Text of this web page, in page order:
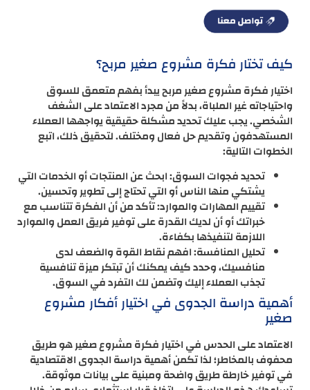
كيف تختار فكرة مشروع صغير مربح؟
اختيار فكرة مشروع صغير مربح يبدأ بفهم متعمق للسوق
واحتياجاته غير الملباة، بدلاً من مجرد الاعتماد على الشغف
الشخصي. يجب عليك تحديد مشكلة حقيقية يواجهها العملاء
المستهدفون وتقديم حل فعال ومختلف. لتحقيق ذلك، اتبع
الخطوات التالية:
تحديد فجوات السوق: ابحث عن المنتجات أو الخدمات التي
يشتكي منها الناس أو التي تحتاج إلى تطوير وتحسين.
تقييم المهارات والموارد: تأكد من أن الفكرة تتناسب مع
خبراتك أو أن لديك القدرة على توفير فريق العمل والموارد
اللازمة لتنفيذها بكفاءة.
تحليل المنافسة: افهم نقاط القوة والضعف لدى
منافسيك، وحدد كيف يمكنك أن تبتكر ميزة تنافسية
تجذب العملاء إليك وتضمن لك التفرد في السوق.
أهمية دراسة الجدوى في اختيار أفكار مشروع
صغير
الاعتماد على الحدس في اختيار فكرة مشروع صغير هو طريق
محفوف بالمخاطر؛ لذا تكمن أهمية دراسة الجدوى الاقتصادية
في توفير خارطة طريق واضحة ومبنية على بيانات موثوقة.